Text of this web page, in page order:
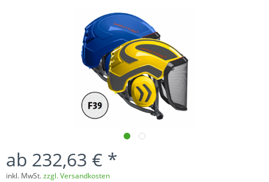
ab 232,63 € *
inkl. MwSt.zzgl. Versandkosten